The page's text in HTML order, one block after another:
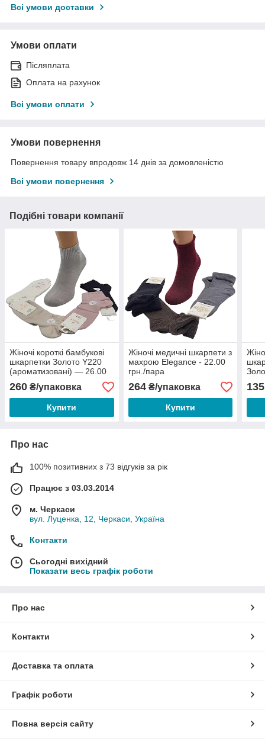
Всі умови доставки
Умови оплати
Післяплата
Оплата на рахунок
Всі умови оплати
Умови повернення
Повернення товару впродовж 14 днів за домовленістю
Всі умови повернення
Подібні товари компанії
Жіночі короткі бамбукові
шкарпетки Золото Y220
(ароматизовані) — 26.00
грн/пара
260 ₴/упаковка
Купити
Жіночі медичні шкарпети з
махрою Elegance - 22.00
грн./пара
264₴/упаковка
Купити
135
Про нас
100% позитивних з 73 відгуків за рік
Працює з 03.03.2014
м. Черкаси
вул. Луценка, 12, Черкаси, Україна
Контакти
Сьогодні вихідний
Показати весь графік роботи
Про нас
Контакти
Доставка та оплата
Графік роботи
Повна версія сайту